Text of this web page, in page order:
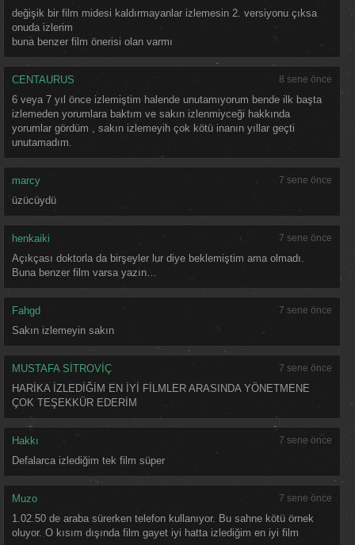
değişik bir film midesi kaldırmayanlar izlemesin 2. versiyonu çıksa
onuda izlerim
buna benzer film önerisi olan varmı
CENTAURUS 8 sene önce
6 veya 7 yıl önce izlemiştim halende unutamıyorum bende ilk başta
izlemeden yorumlara baktım ve sakın izlenmiyceği hakkında
yorumlar gördüm , sakın izlemeyih çok kötü inanın yıllar geçti
unutamadım.
marcy 7 sene önce
üzücüydü
henkaiki 7 sene önce
Açıkçası doktorla da birşeyler lur diye beklemiştim ama olmadı.
Buna benzer film varsa yazın…
Fahgd 7 sene önce
Sakın izlemeyin sakın
MUSTAFA SİTROVİÇ 7 sene önce
HARİKA İZLEDİĞİM EN İYİ FİLMLER ARASINDA YÖNETMENE
ÇOK TEŞEKKÜR EDERİM
Hakkı 7 sene önce
Defalarca izlediğim tek film süper
Muzo 7 sene önce
1.02.50 de araba sürerken telefon kullanıyor. Bu sahne kötü örnek
oluyor. O kısım dışında film gayet iyi hatta izlediğim en iyi film